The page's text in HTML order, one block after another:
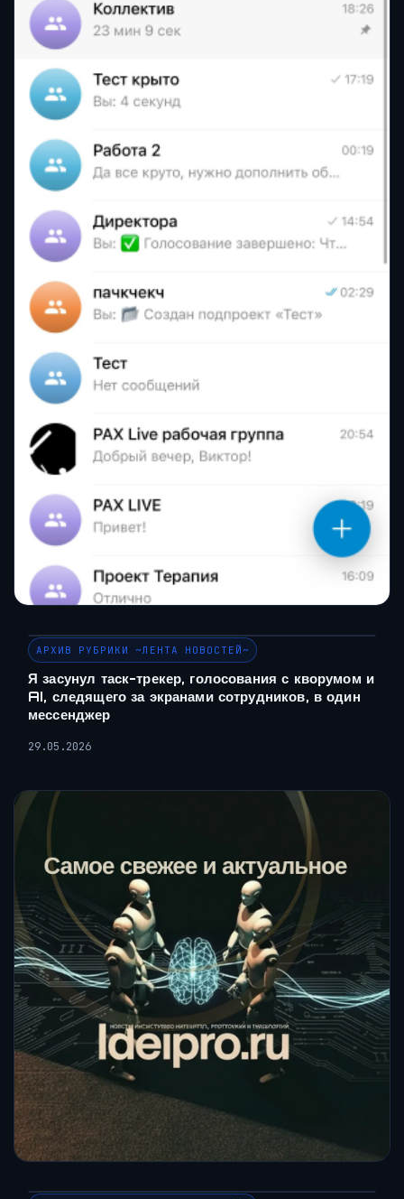
АРХИВ РУБРИКИ ~ЛЕНТА НОВОСТЕЙ~
Я засунул таск-трекер, голосования с кворумом и
AI, следящего за экранами сотрудников, в один
мессенджер
29.05.2026